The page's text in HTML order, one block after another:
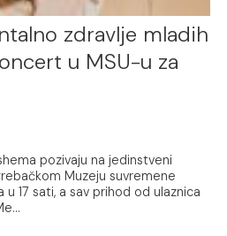
zdravlje mladih
u MSU-u za
pozivaju na jedinstveni
Muzeju suvremene
17 sati, a sav prihod od ulaznica